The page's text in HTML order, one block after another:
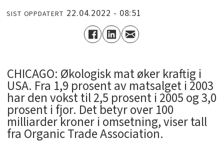
SIST OPPDATERT 22.04.2022 - 08:51
CHICAGO: Økologisk mat øker kraftig i
USA. Fra 1,9 prosent av matsalget i 2003
har den vokst til 2,5 prosent i 2005 og 3,0
prosent i fjor. Det betyr over 100
milliarder kroner i omsetning, viser tall
fra Organic Trade Association.